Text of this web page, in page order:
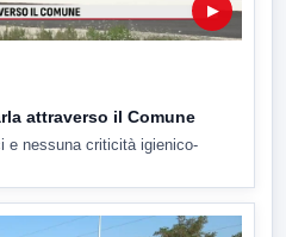
▶
attraverso il Comune
e nessuna criticità igienico-